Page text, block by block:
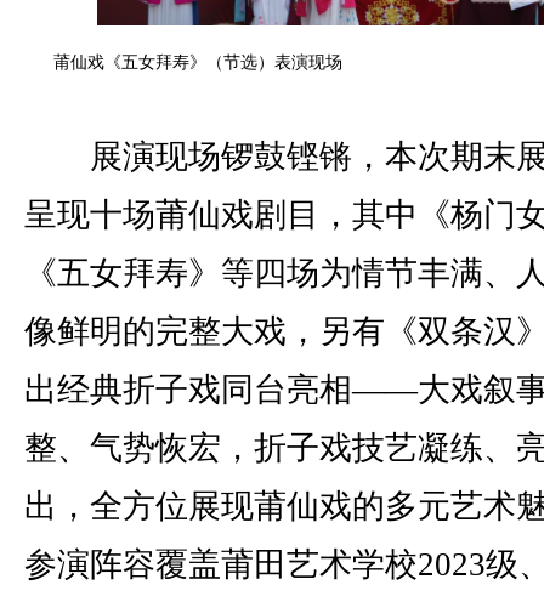
莆仙戏《五女拜寿》（节选）表演现场
展演现场锣鼓铿锵，本次期末
呈现十场莆仙戏剧目，其中《杨门
《五女拜寿》等四场为情节丰满、
像鲜明的完整大戏，另有《双条汉
出经典折子戏同台亮相——大戏叙
整、气势恢宏，折子戏技艺凝练、
出，全方位展现莆仙戏的多元艺术
参演阵容覆盖莆田艺术学校2023级